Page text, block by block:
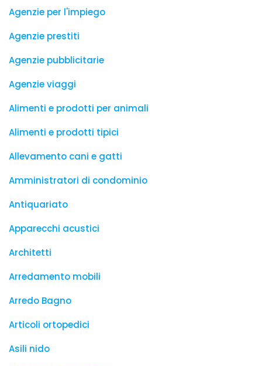
Agenzie per l'impiego
Agenzie prestiti
Agenzie pubblicitarie
Agenzie viaggi
Alimenti e prodotti per animali
Alimenti e prodotti tipici
Allevamento cani e gatti
Amministratori di condominio
Antiquariato
Apparecchi acustici
Architetti
Arredamento mobili
Arredo Bagno
Articoli ortopedici
Asili nido